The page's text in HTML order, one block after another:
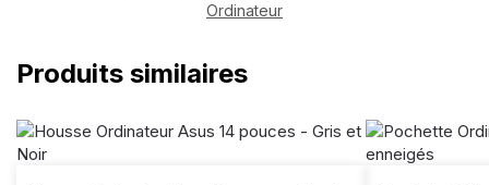
Ordinateur
Produits similaires